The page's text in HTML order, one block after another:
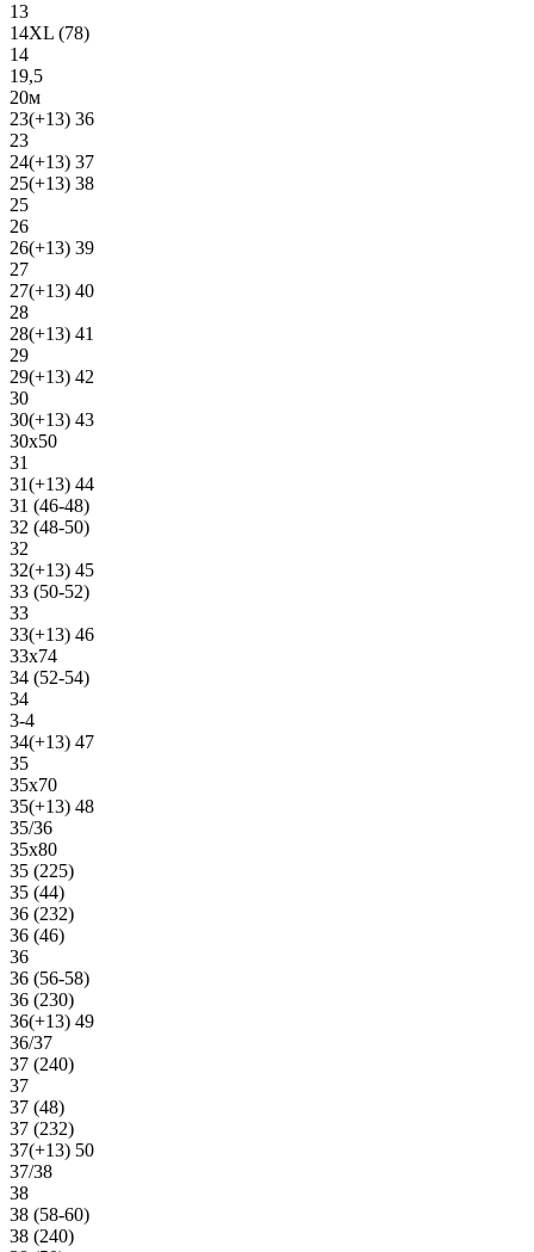
13
14XL (78)
14
19,5
20м
23(+13) 36
23
24(+13) 37
25(+13) 38
25
26
26(+13) 39
27
27(+13) 40
28
28(+13) 41
29
29(+13) 42
30
30(+13) 43
30х50
31
31(+13) 44
31 (46-48)
32 (48-50)
32
32(+13) 45
33 (50-52)
33
33(+13) 46
33х74
34 (52-54)
34
3-4
34(+13) 47
35
35х70
35(+13) 48
35/36
35х80
35 (225)
35 (44)
36 (232)
36 (46)
36
36 (56-58)
36 (230)
36(+13) 49
36/37
37 (240)
37
37 (48)
37 (232)
37(+13) 50
37/38
38
38 (58-60)
38 (240)